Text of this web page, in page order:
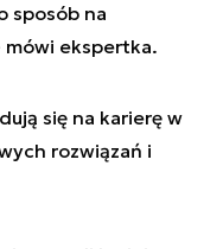
sposób na
mówi ekspertka.
się na karierę w
rozwiązań i